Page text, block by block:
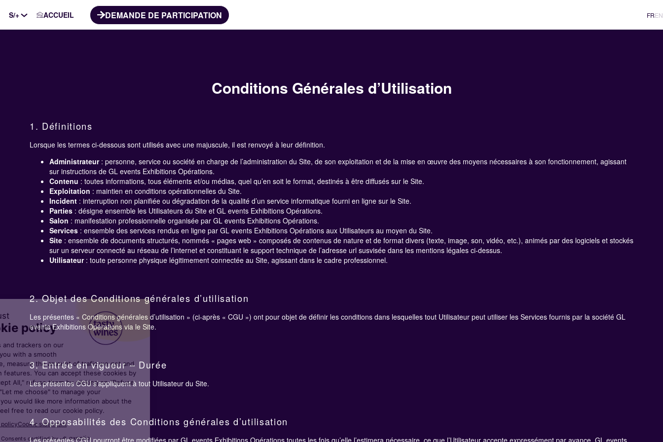
S/+ ACCUEIL DEMANDE DE PARTICIPATION FREN
Conditions Générales d’Utilisation
1. Définitions
Lorsque les termes ci-dessous sont utilisés avec une majuscule, il est renvoyé à leur définition.
Administrateur: personne, service ou société en charge de l’administration du Site, de son exploitation et de la mise en œuvre des moyens nécessaires à son fonctionnement, agissant
sur instructions de GL events Exhibitions Opérations.
Contenu : toutes informations, tous éléments et/ou médias, quel qu’en soit le format, destinés à être diffusés sur le Site.
Exploitation : maintien en conditions opérationnelles du Site.
Incident : interruption non planifiée ou dégradation de la qualité d’un service informatique fourni en ligne sur le Site.
Parties : désigne ensemble les Utilisateurs du Site et GL events Exhibitions Opérations.
Salon : manifestation professionnelle organisée par GL events Exhibitions Opérations.
Services : ensemble des services rendus en ligne par GL events Exhibitions Opérations aux Utilisateurs au moyen du Site.
Site : ensemble de documents structurés, nommés « pages web » composés de contenus de nature et de format divers (texte, image, son, vidéo, etc.), animés par des logiciels et stockés
sur un serveur connecté au réseau de l’internet et constituant le support technique de l’adresse url susvisée dans les mentions légales ci-dessus.
Utilisateur : toute personne physique légitimement connectée au Site, agissant dans le cadre professionnel.
2. Objet des Conditions générales d’utilisation
Les présentes « Conditions générales d’utilisation » (ci-après « CGU ») ont pour objet de définir les conditions dans lesquelles tout Utilisateur peut utiliser les Services fournis par la société GL
events Exhibitions Opérations via le Site.
3. Entrée en vigueur – Durée
Les présentes CGU s’appliquent à tout Utilisateur du Site.
4. Opposabilités des Conditions générales d’utilisation
Les présentes CGU pourront être modifiées par GL events Exhibitions Opérations toutes les fois qu’elle l’estimera nécessaire, ce que l’Utilisateur accepte expressément par avance. GL events